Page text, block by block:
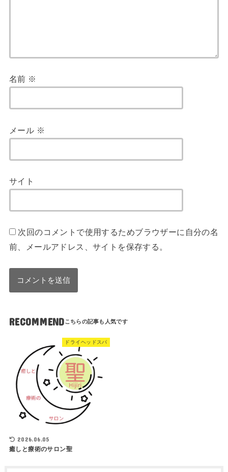
名前 ※
メール ※
サイト
次回のコメントで使用するためブラウザーに自分の名
前、メールアドレス、サイトを保存する。
RECOMMEND
ドライヘッドスパ
2026.06.05
癒しと療術のサロン聖